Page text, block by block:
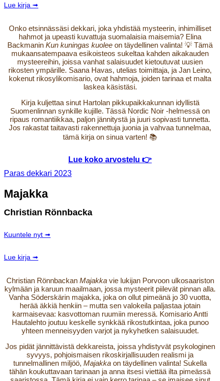
Lue kirja ➟
Onko etsinnässäsi dekkari, joka yhdistää mysteerin, inhimilliset
hahmot ja upeasti kuvattuja suomalaisia maisemia? Elina
Backmanin Kun kuningas kuolee on täydellinen valinta! 💡 Tämä
mukaansatempaava esikoisteos sukeltaa kahden aikakauden
mysteereihin, joissa vanhat salaisuudet kietoutuvat uusien
rikosten ympärille. Saana Havas, utelias toimittaja, ja Jan Leino,
kokenut rikosylikomisario, ovat hahmoja, joiden tarinaa et malta
laskea käsistäsi.
Kirja kuljettaa sinut Hartolan pikkupaikkakunnan idyllistä
Suomenlinnan synkille kujille. Tässä Nordic Noir -helmessä on
ripaus romantiikkaa, paljon jännitystä ja juuri sopivasti tunnetta.
Jos rakastat taitavasti rakennettuja juonia ja vahvaa tunnelmaa,
tämä kirja on sinua varten! 📚
Lue koko arvostelu 👉
Paras dekkari 2023
Majakka
Christian Rönnbacka
Kuuntele nyt ➟
Lue kirja ➟
Christian Rönnbackan Majakkavie lukijan Porvoon ulkosaariston
kylmään ja karuun maailmaan, jossa mysteerit piilevät pinnan alla.
Vanha Söderskärin majakka, joka on ollut pimeänä jo 30 vuotta,
herää äkkiä henkiin – mutta sen valokeila paljastaa jotain
karmaisevaa: kasvottoman ruumiin meressä. Komisario Antti
Hautalehto joutuu keskelle synkkää rikostutkintaa, joka punoo
yhteen menneisyyden varjot ja nykyhetken salaisuudet.
Jos pidät jännittävistä dekkareista, joissa yhdistyvät psykologinen
syvyys, pohjoismaisen rikoskirjallisuuden realismi ja
tunnelmallinen miljöö, Majakka on täydellinen valinta! Sukella
tähän koukuttavaan tarinaan ja anna itsesi viettää ilta pimeässä